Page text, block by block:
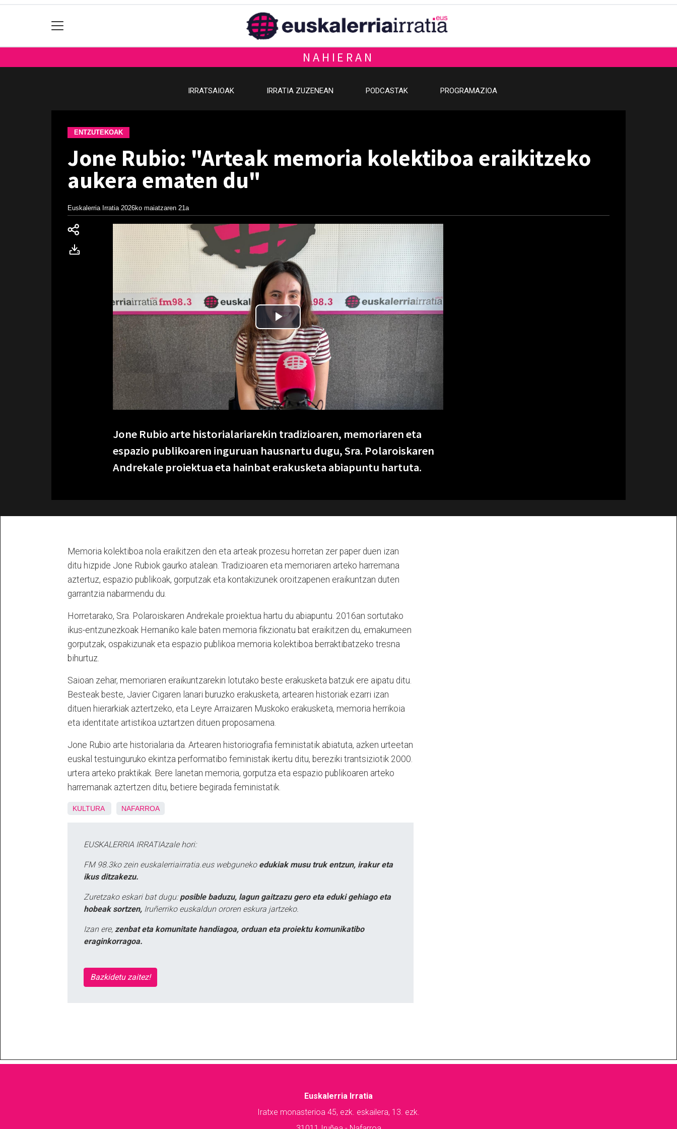
NAHIERAN
IRRATSAIOAK IRRATIA ZUZENEAN PODCASTAK PROGRAMAZIOA
ENTZUTEKOAK
Jone Rubio: "Arteak memoria kolektiboa eraikitzeko
aukera ematen du"
Euskalerria Irratia 2026ko maiatzaren 21a
Jone Rubio arte historialariarekin tradizioaren, memoriaren eta
espazio publikoaren inguruan hausnartu dugu, Sra. Polaroiskaren
Andrekale proiektua eta hainbat erakusketa abiapuntu hartuta.
Memoria kolektiboa nola eraikitzen den eta arteak prozesu horretan zer paper duen izan
ditu hizpide Jone Rubiok gaurko atalean. Tradizioaren eta memoriaren arteko harremana
aztertuz, espazio publikoak, gorputzak eta kontakizunek oroitzapenen eraikuntzan duten
garrantzia nabarmendu du.
Horretarako, Sra. Polaroiskaren Andrekale proiektua hartu du abiapuntu. 2016an sortutako
ikus-entzunezkoak Hernaniko kale baten memoria fikzionatu bat eraikitzen du, emakumeen
gorputzak, ospakizunak eta espazio publikoa memoria kolektiboa berraktibatzeko tresna
bihurtuz.
Saioan zehar, memoriaren eraikuntzarekin lotutako beste erakusketa batzuk ere aipatu ditu.
Besteak beste, Javier Cigaren lanari buruzko erakusketa, artearen historiak ezarri izan
dituen hierarkiak aztertzeko, eta Leyre Arraizaren Muskoko erakusketa, memoria herrikoia
eta identitate artistikoa uztartzen dituen proposamena.
Jone Rubio arte historialaria da. Artearen historiografia feministatik abiatuta, azken urteetan
euskal testuinguruko ekintza performatibo feministak ikertu ditu, bereziki trantsiziotik 2000.
urtera arteko praktikak. Bere lanetan memoria, gorputza eta espazio publikoaren arteko
harremanak aztertzen ditu, betiere begirada feministatik.
KULTURA NAFARROA
EUSKALERRIA IRRATIAzale hori:
FM 98.3ko zein euskalerriairratia.eus webguneko edukiak musu truk entzun, irakur eta
ikus ditzakezu.
Zuretzako eskari bat dugu: posible baduzu, lagun gaitzazu gero eta eduki gehiago eta
hobeak sortzen, Iruñerriko euskaldun ororen eskura jartzeko.
Izan ere, zenbat eta komunitate handiagoa, orduan eta proiektu komunikatibo
eraginkorragoa.
Bazkidetu zaitez!
Euskalerria Irratia
Iratxe monasterioa 45, ezk. eskailera, 13. ezk.